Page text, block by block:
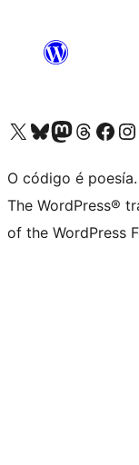
Visita la cuenta de X (anteriormente Twitter)
Visita a nosa conta de Bluesky
Visita a nosa conta de
Visita a nosa conta de
Visita a
O código é poesía.
The WordPress®
of the WordPress